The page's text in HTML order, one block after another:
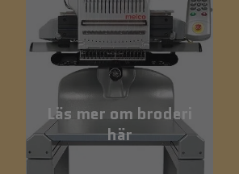
Läs mer om broderi
här